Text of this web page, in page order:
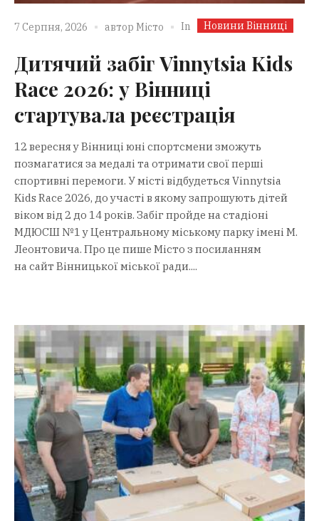
7 Серпня, 2026 автор Місто In Новини Вінниці
Дитячий забіг Vinnytsia Kids
Race 2026: у Вінниці
стартувала реєстрація
12 вересня у Вінниці юні спортсмени зможуть
позмагатися за медалі та отримати свої перші
спортивні перемоги. У місті відбудеться Vinnytsia
Kids Race 2026, до участі в якому запрошують дітей
віком від 2 до 14 років. Забіг пройде на стадіоні
МДЮСШ №1 у Центральному міському парку імені М.
Леонтовича. Про це пише Місто з посиланням
на сайт Вінницької міської ради....